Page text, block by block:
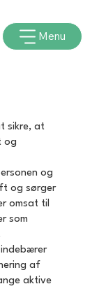
Menu
sikre, at
og
og
og sørger
omsat til
som
af
aktive